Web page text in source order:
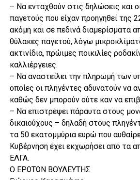
– Να ενταχθούν στις δηλώσεις και
παγετούς που είχαν προηγηθεί της
ακόμη και σε πεδινά διαμερίσματα
θύλακες παγετού, λόγω
ακτινίδια, πρώιμες ποικιλίες
καλλιέργειες.
– Να αναστείλει την πληρωμή των
οποίες οι πληγέντες αδυνατούν να
καθώς δεν μπορούν ούτε καν να
– Να επιστρέψει πάραυτα στους
δικαιούχους – δηλαδή στους
τα 50 εκατομμύρια ευρώ που
Κυβέρνηση έχει εκχωρήσει από τα
ΕΛΓΑ.
Ο ΕΡΩΤΩΝ ΒΟΥΛΕΥΤΗΣ